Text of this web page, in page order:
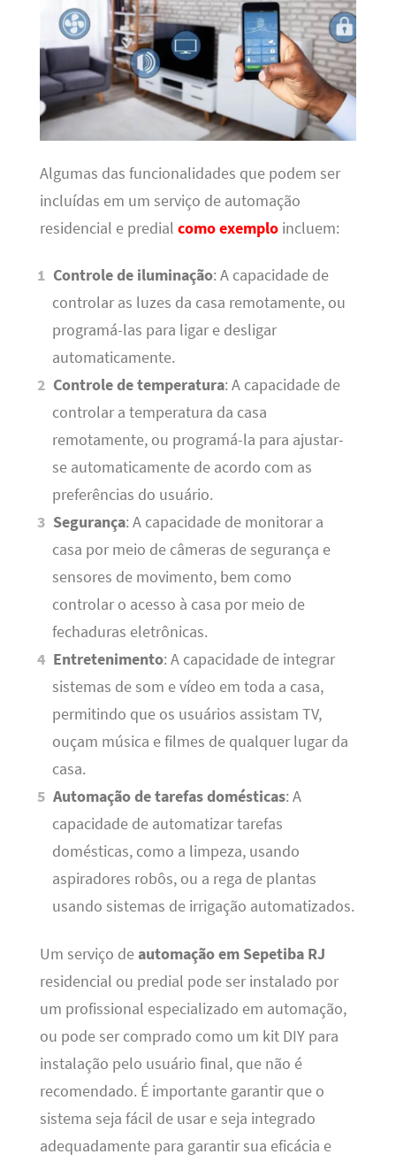
Algumas das funcionalidades que podem ser
incluídas em um serviço de automação
residencial e predial como exemploincluem:
Controle de iluminação: A capacidade de
controlar as luzes da casa remotamente, ou
programá-las para ligar e desligar
automaticamente.
Controle de temperatura: A capacidade de
controlar a temperatura da casa
remotamente, ou programá-la para ajustar-
se automaticamente de acordo com as
preferências do usuário.
Segurança: A capacidade de monitorar a
casa por meio de câmeras de segurança e
sensores de movimento, bem como
controlar o acesso à casa por meio de
fechaduras eletrônicas.
Entretenimento: A capacidade de integrar
sistemas de som e vídeo em toda a casa,
permitindo que os usuários assistam TV,
ouçam música e filmes de qualquer lugar da
casa.
Automação de tarefas domésticas: A
capacidade de automatizar tarefas
domésticas, como a limpeza, usando
aspiradores robôs, ou a rega de plantas
usando sistemas de irrigação automatizados.
Um serviço deautomação em Sepetiba RJ
residencial ou predial pode ser instalado por
um profissional especializado em automação,
ou pode ser comprado como um kit DIY para
instalação pelo usuário final, que não é
recomendado. É importante garantir que o
sistema seja fácil de usar e seja integrado
adequadamente para garantir sua eficácia e